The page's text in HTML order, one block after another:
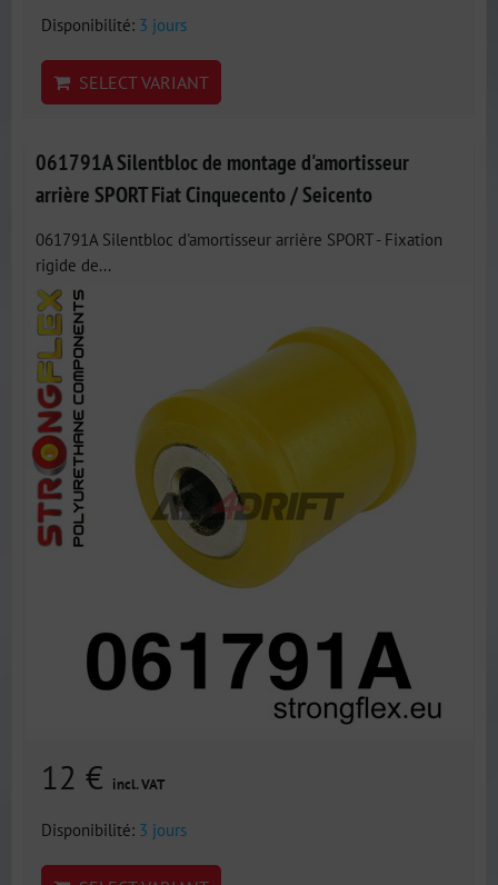
Disponibilité: 3 jours
SELECT VARIANT
061791A Silentbloc de montage d'amortisseur
arrière SPORT Fiat Cinquecento / Seicento
061791A Silentbloc d'amortisseur arrière SPORT - Fixation
rigide de...
12 € incl. VAT
Disponibilité: 3 jours